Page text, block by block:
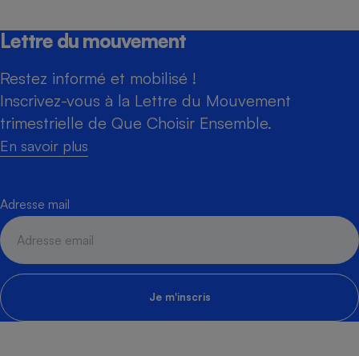
Lettre du mouvement
Restez informé et mobilisé !
Inscrivez-vous à la Lettre du Mouvement
trimestrielle de Que Choisir Ensemble.
En savoir plus
Adresse mail
Je m'inscris